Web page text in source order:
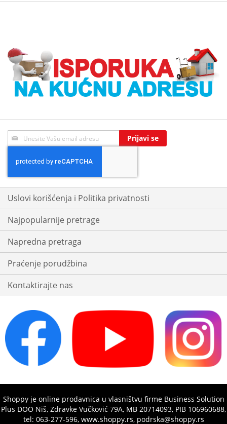
Sign
Up
Our
Newsletter:
Prijavi se
Uslovi korišćenja i Politika privatnosti
Najpopularnije pretrage
Napredna pretraga
Praćenje porudžbina
Kontaktirajte nas
Shoppy je online prodavnica u vlasništvu firme Business Solution
Plus DOO Niš, Zdravke Vučković 79A, MB 20714093, PIB 106960688,
tel: 063-277-596, www.shoppy.rs, podrska@shoppy.rs